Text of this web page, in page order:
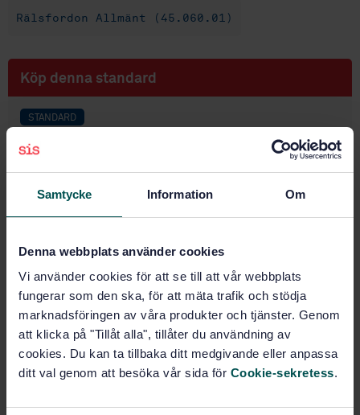
Samtycke Information Om
Denna webbplats använder cookies
Vi använder cookies för att se till att vår webbplats
fungerar som den ska, för att mäta trafik och stödja
marknadsföringen av våra produkter och tjänster. Genom
att klicka på "Tillåt alla", tillåter du användning av
cookies. Du kan ta tillbaka ditt medgivande eller anpassa
ditt val genom att besöka vår sida för Cookie-sekretess.
Rälsfordon Allmänt (45.060.01)
Köp denna standard
STANDARD
SVENSK STANDARD
med tunna isolerskikt - Del 2: Enledarkablar
Pris:
PDF
Lägg i varukorgen
Fler alternativ